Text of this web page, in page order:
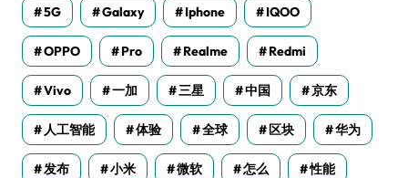
5G Galaxy Iphone IQOO
OPPO Pro Realme Redmi
Vivo 一加 三星 中国 京东
人工智能 体验 全球 区块 华为
发布 小米 微软 怎么 性能